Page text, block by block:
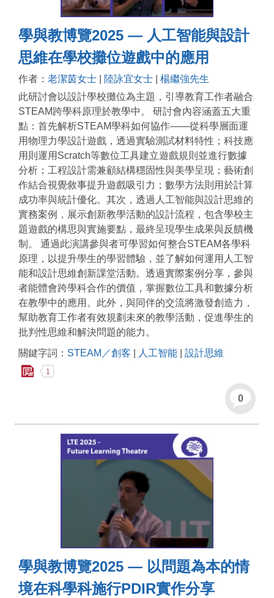
學與教博覽2025 — 人工智能與設計
思維在學校攤位遊戲中的應用
作者： 老潔茵女士 陸詠宜女士
楊繼強先生
此研討會以設計學校攤位為主題，引導教育工作者融合
STEAM跨學科原理於教學中。 研討會內容涵蓋五大重
點：首先解析STEAM學科如何協作——從科學層面運
用物理力學設計遊戲，透過實驗測試材料特性；科技應
用則運用Scratch等數位工具建立遊戲規則並進行數據
分析；工程設計需兼顧結構穩固性與美學呈現；藝術創
作結合視覺敘事提升遊戲吸引力；數學方法則用於計算
成功率與統計優化。其次，透過人工智能與設計思維的
實務案例，展示創新教學活動的設計流程，包含學校主
題遊戲的構思與實施要點，最終呈現學生成果與反饋機
制。 通過此演講參與者可學習如何整合STEAM各學科
原理，以提升學生的學習體驗，並了解如何運用人工智
能和設計思維創新課堂活動。透過實際案例分享，參與
者能體會跨學科合作的價值，掌握數位工具和數據分析
在教學中的應用。此外，與同伴的交流將激發創造力，
幫助教育工作者有效規劃未來的教學活動，促進學生的
批判性思維和解決問題的能力。
關鍵字詞： STEAM／創客 人工智能 設計思維
1
0
學與教博覽2025 — 以問題為本的情
境在科學科施行PDIR實作分享